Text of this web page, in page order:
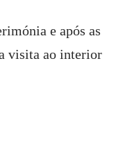
e após as
visita ao interior